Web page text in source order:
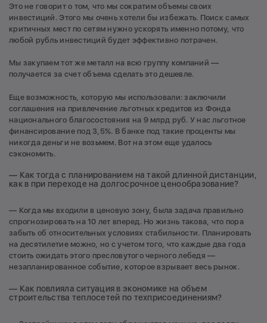
Это не говорит о том, что мы сократим объемы своих
инвестиций. Этого мы очень хотели бы избежать. Поиск самых
критичных мест по сетям нужно ускорять именно потому, что
любой рубль инвестиций будет эффективно потрачен.
Мы закупаем тот же металл на всю группу компаний —
получается за счет объема сделать это дешевле.
Еще возможность, которую мы использовали: заключили
соглашения на привлечение льготных кредитов из Фонда
национального благосостояния на 9 млрд руб. У нас льготное
финансирование под 3,5%. В банке под такие проценты мы
никогда деньги не возьмем. Вот на этом еще удалось
сэкономить.
— Как тогда с планированием на такой длинной дистанции,
как в при переходе на долгосрочное ценообразование?
— Когда мы входили в ценовую зону, была задача правильно
спрогнозировать на 10 лет вперед. Но жизнь такова, что пора
забыть об относительных условиях стабильности. Планировать
на десятилетие можно, но с учетом того, что каждые два года
стоить ожидать этого пресловутого черного лебедя —
незапланированное событие, которое взрывает весь рынок.
— Как повлияла ситуация в экономике на объем
строительства теплосетей по техприсоединениям?